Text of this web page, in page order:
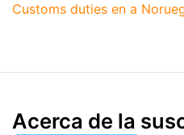
Customs duties en a
Acerca de la